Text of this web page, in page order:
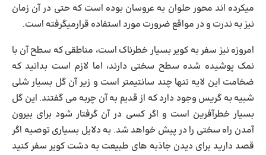
میکرده اند محور حلوان به عروسان بوده است که حتی در آن زمان
نیز به ندرت و در مواقع ضرورت مورد استفاده قرارمیگرفته است.
امروزه نیز سفر به کویر بسیار خطرناک است، مناطقی که سطح آن با
نمک پوشیده شده سطح سختی دارند، اما لازم است بدانید که
ضخامت این لایه تنها چند سانتیمتر است و زیر آن گل بسیار شلی
شبیه به گریس وجود دارد که از قدیم به آن چربه می گفتند. این گل
بسیار خطرآفرین است و اگر کسی در آن گرفتار شود برای بیرون
آمدن راه سختی را در پیش خواهد شد. به دلایل بسیاری توصیه اگر
قصد دارید برای دیدن جاذبه های طبیعت به دشت کویر سفر کنید